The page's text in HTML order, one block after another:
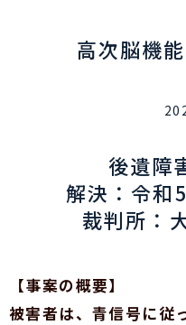
高次脳機
後遺障
解決：令和
裁判所：
【事案の概要】
被害者は、青信号に従